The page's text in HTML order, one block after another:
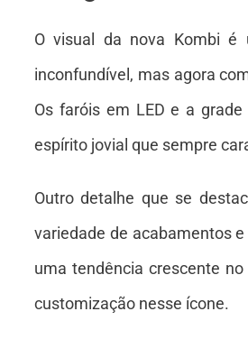
O visual da nova Kombi é
inconfundível, mas agora
Os faróis em LED e a
espírito jovial que sempre
Outro detalhe que se
variedade de acabamentos
uma tendência crescente
customização nesse ícone.